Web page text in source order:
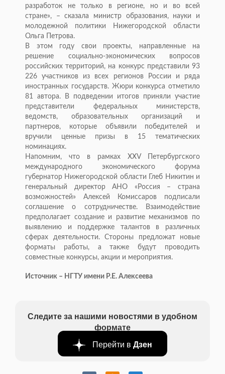
разработок не только в регионе, но и во всей
стране», – сказала министр образования, науки и
молодежной политики Нижегородской области
Ольга Петрова.
В этом году свои проекты, направленные на
решение социально-экономических вопросов
российских территорий, на конкурс представили 93
226 участников из всех регионов России и ряда
иностранных государств. Жюри конкурса отметило
81 автора. В подведении итогов приняли участие
представители федеральных министерств,
ведомств, образовательных организаций и
партнеров, которые объявили победителей и
вручили ценные призы в 15 тематических
номинациях.
Напомним, что в рамках XXV Петербургского
международного экономического форума
губернатор Нижегородской области Глеб Никитин и
генеральный директор АНО «Россия – страна
возможностей» Алексей Комиссаров подписали
соглашение о сотрудничестве. Взаимодействие
предполагает создание и развитие механизмов по
выявлению и поддержке талантов в различных
сферах деятельности. Стороны предложат новые
форматы работы, а также будут проводить
совместные конкурсы, акции и мероприятия.
Источник – НГТУ имени Р.Е. Алексеева
Следите за нашими новостями в удобном
формате
Перейти в Дзен